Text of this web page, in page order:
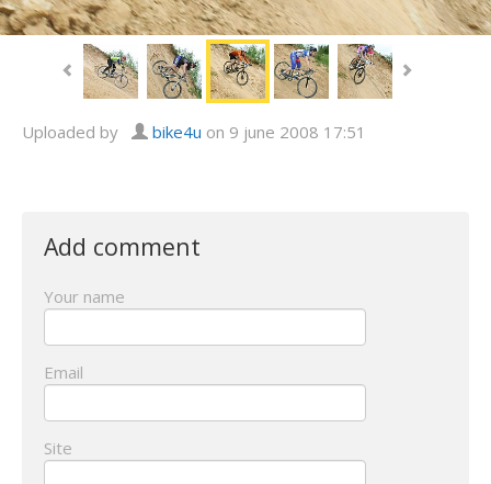
Uploaded by bike4u on 9 june 2008 17:51
Add comment
Your name
Email
Site